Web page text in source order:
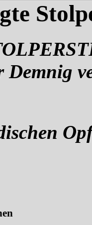
Demnig